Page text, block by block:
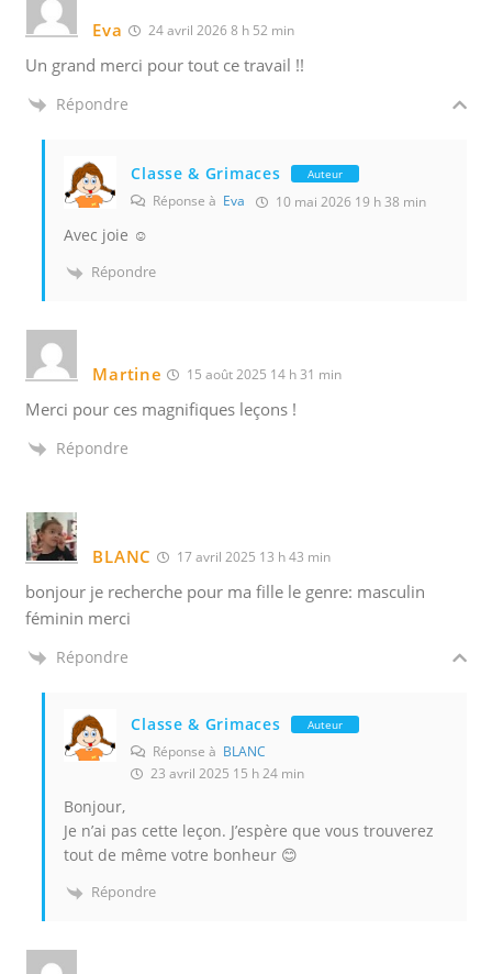
Eva 24 avril 2026 8 h 52 min
Un grand merci pour tout ce travail !!
Répondre
Classe & Grimaces Auteur
Réponse à Eva 10 mai 2026 19 h 38 min
Avec joie ☺️
Répondre
Martine 15 août 2025 14 h 31 min
Merci pour ces magnifiques leçons !
Répondre
BLANC 17 avril 2025 13 h 43 min
bonjour je recherche pour ma fille le genre: masculin
féminin merci
Répondre
Classe & Grimaces Auteur
Réponse à BLANC
23 avril 2025 15 h 24 min
Bonjour,
Je n’ai pas cette leçon. J’espère que vous trouverez
tout de même votre bonheur 😊
Répondre